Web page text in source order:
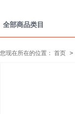
全部商品类目
您现在所在的位置： 首页 >